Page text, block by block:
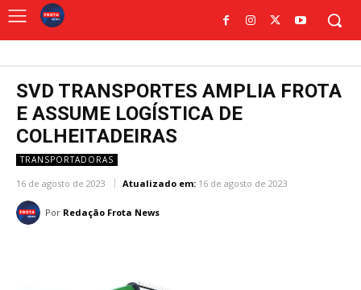
SVD TRANSPORTES AMPLIA FROTA
E ASSUME LOGÍSTICA DE
COLHEITADEIRAS
TRANSPORTADORAS
16 de agosto de 2023 Atualizado em: 16 de agosto de 2023
Por Redação Frota News